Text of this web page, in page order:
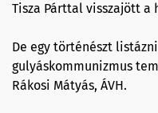
Tisza Párttal visszajött a
De egy történészt
gulyáskommunizmus
Rákosi Mátyás, ÁVH.